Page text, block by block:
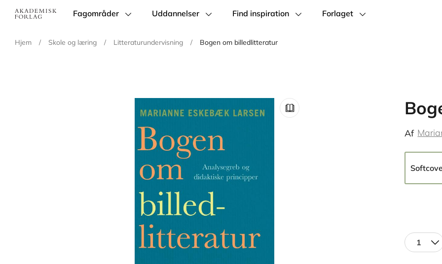
Main
Fagområder Uddannelser Find inspiration Forlaget
Hjem / Skole og læring / Litteraturundervisning / Bogen om billedlitteratur
Af
1